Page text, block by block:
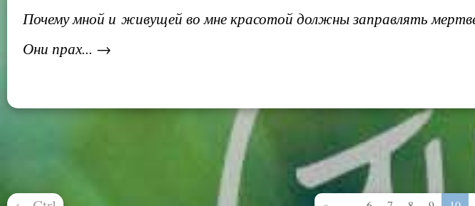
Почему мной и живущей во мне красотой должны заправлять
Они прах... →